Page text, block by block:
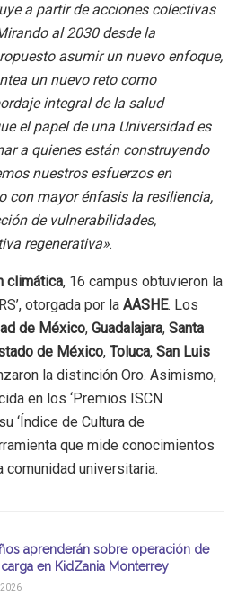
a partir de acciones colectivas
al 2030 desde la
asumir un nuevo enfoque,
un nuevo reto como
integral de la salud
el papel de una Universidad es
a quienes están construyendo
nuestros esfuerzos en
con mayor énfasis la resiliencia,
de vulnerabilidades,
regenerativa».
climática, 16 campus obtuvieron la
otorgada por la AASHE. Los
de México, Guadalajara, Santa
de México, Toluca, San Luis
la distinción Oro. Asimismo,
en los ‘Premios ISCN
‘Índice de Cultura de
que mide conocimientos
universitaria.
aprenderán sobre operación de
en KidZania Monterrey
2026